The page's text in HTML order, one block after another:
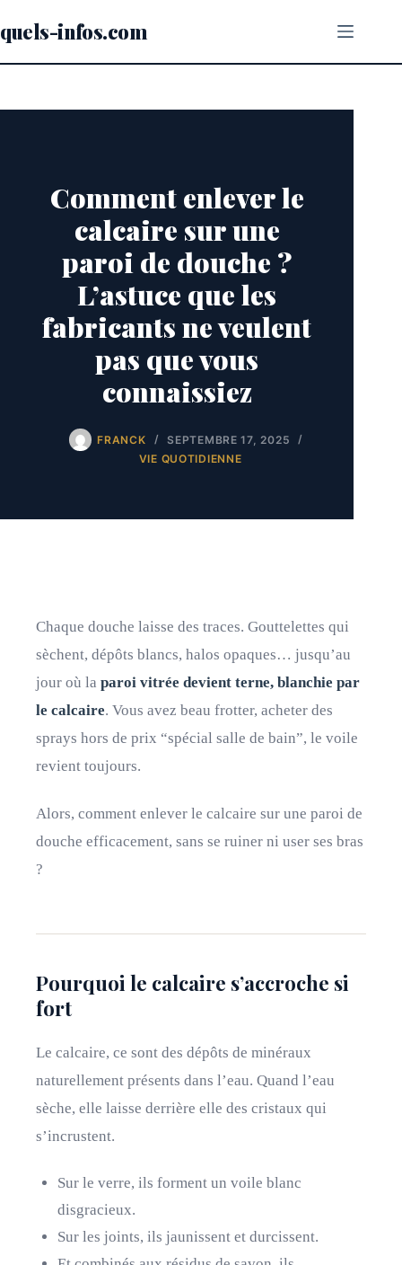
au
contenu
quels-infos.com
Comment enlever le
calcaire sur une
paroi de douche ?
L’astuce que les
fabricants ne veulent
pas que vous
connaissiez
FRANCK
SEPTEMBRE 17, 2025
VIE QUOTIDIENNE
Chaque douche laisse des traces. Gouttelettes qui
sèchent, dépôts blancs, halos opaques… jusqu’au
jour où la paroi vitrée devient terne, blanchie par
le calcaire. Vous avez beau frotter, acheter des
sprays hors de prix “spécial salle de bain”, le voile
revient toujours.
Alors, comment enlever le calcaire sur une paroi de
douche efficacement, sans se ruiner ni user ses bras
?
Pourquoi le calcaire s’accroche si
fort
Le calcaire, ce sont des dépôts de minéraux
naturellement présents dans l’eau. Quand l’eau
sèche, elle laisse derrière elle des cristaux qui
s’incrustent.
Sur le verre, ils forment un voile blanc
disgracieux.
Sur les joints, ils jaunissent et durcissent.